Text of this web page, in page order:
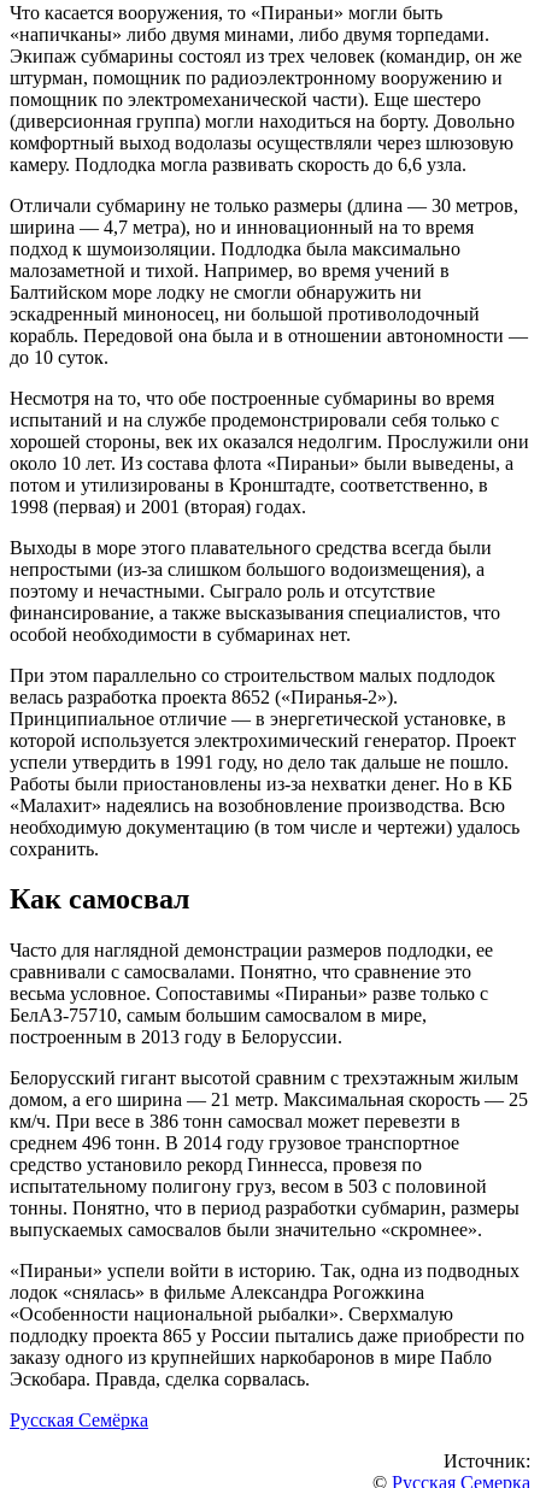
Что касается вооружения, то «Пираньи» могли быть
«напичканы» либо двумя минами, либо двумя торпедами.
Экипаж субмарины состоял из трех человек (командир, он же
штурман, помощник по радиоэлектронному вооружению и
помощник по электромеханической части). Еще шестеро
(диверсионная группа) могли находиться на борту. Довольно
комфортный выход водолазы осуществляли через шлюзовую
камеру. Подлодка могла развивать скорость до 6,6 узла.
Отличали субмарину не только размеры (длина — 30 метров,
ширина — 4,7 метра), но и инновационный на то время
подход к шумоизоляции. Подлодка была максимально
малозаметной и тихой. Например, во время учений в
Балтийском море лодку не смогли обнаружить ни
эскадренный миноносец, ни большой противолодочный
корабль. Передовой она была и в отношении автономности —
до 10 суток.
Несмотря на то, что обе построенные субмарины во время
испытаний и на службе продемонстрировали себя только с
хорошей стороны, век их оказался недолгим. Прослужили они
около 10 лет. Из состава флота «Пираньи» были выведены, а
потом и утилизированы в Кронштадте, соответственно, в
1998 (первая) и 2001 (вторая) годах.
Выходы в море этого плавательного средства всегда были
непростыми (из-за слишком большого водоизмещения), а
поэтому и нечастными. Сыграло роль и отсутствие
финансирование, а также высказывания специалистов, что
особой необходимости в субмаринах нет.
При этом параллельно со строительством малых подлодок
велась разработка проекта 8652 («Пиранья-2»).
Принципиальное отличие — в энергетической установке, в
которой используется электрохимический генератор. Проект
успели утвердить в 1991 году, но дело так дальше не пошло.
Работы были приостановлены из-за нехватки денег. Но в КБ
«Малахит» надеялись на возобновление производства. Всю
необходимую документацию (в том числе и чертежи) удалось
сохранить.
Как самосвал
Часто для наглядной демонстрации размеров подлодки, ее
сравнивали с самосвалами. Понятно, что сравнение это
весьма условное. Сопоставимы «Пираньи» разве только с
БелАЗ-75710, самым большим самосвалом в мире,
построенным в 2013 году в Белоруссии.
Белорусский гигант высотой сравним с трехэтажным жилым
домом, а его ширина — 21 метр. Максимальная скорость — 25
км/ч. При весе в 386 тонн самосвал может перевезти в
среднем 496 тонн. В 2014 году грузовое транспортное
средство установило рекорд Гиннесса, провезя по
испытательному полигону груз, весом в 503 с половиной
тонны. Понятно, что в период разработки субмарин, размеры
выпускаемых самосвалов были значительно «скромнее».
«Пираньи» успели войти в историю. Так, одна из подводных
лодок «снялась» в фильме Александра Рогожкина
«Особенности национальной рыбалки». Сверхмалую
подлодку проекта 865 у России пытались даже приобрести по
заказу одного из крупнейших наркобаронов в мире Пабло
Эскобара. Правда, сделка сорвалась.
Русская Семёрка
Источник:
© Русская Семерка